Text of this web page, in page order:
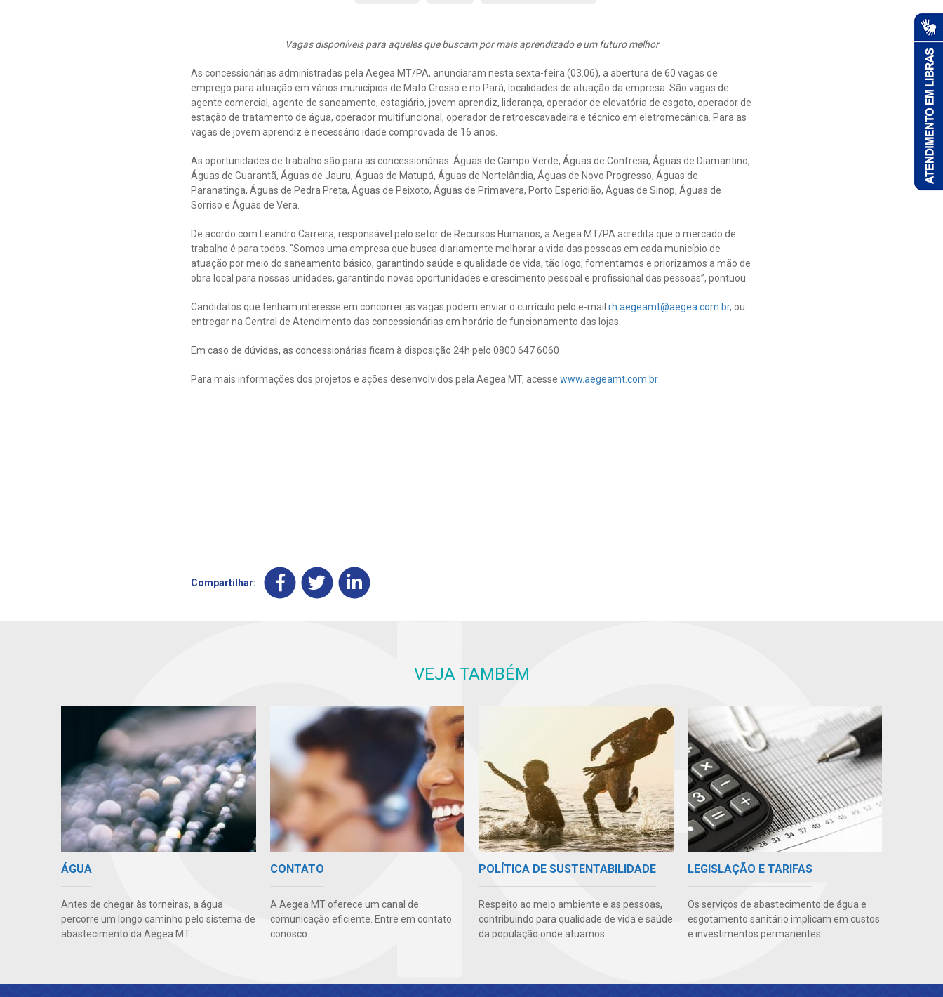
Vagas disponíveis para aqueles que buscam por mais aprendizado e um futuro melhor
As concessionárias administradas pela Aegea MT/PA, anunciaram nesta sexta-feira (03.06), a abertura de 60 vagas de
emprego para atuação em vários municípios de Mato Grosso e no Pará, localidades de atuação da empresa. São vagas de
agente comercial, agente de saneamento, estagiário, jovem aprendiz, liderança, operador de elevatória de esgoto, operador de
estação de tratamento de água, operador multifuncional, operador de retroescavadeira e técnico em eletromecânica. Para as
vagas de jovem aprendiz é necessário idade comprovada de 16 anos.
As oportunidades de trabalho são para as concessionárias: Águas de Campo Verde, Águas de Confresa, Águas de Diamantino,
Águas de Guarantã, Águas de Jauru, Águas de Matupá, Águas de Nortelândia, Águas de Novo Progresso, Águas de
Paranatinga, Águas de Pedra Preta, Águas de Peixoto, Águas de Primavera, Porto Esperidião, Águas de Sinop, Águas de
Sorriso e Águas de Vera.
De acordo com Leandro Carreira, responsável pelo setor de Recursos Humanos, a Aegea MT/PA acredita que o mercado de
trabalho é para todos. “Somos uma empresa que busca diariamente melhorar a vida das pessoas em cada município de
atuação por meio do saneamento básico, garantindo saúde e qualidade de vida, tão logo, fomentamos e priorizamos a mão de
obra local para nossas unidades, garantindo novas oportunidades e crescimento pessoal e profissional das pessoas”, pontuou
Candidatos que tenham interesse em concorrer as vagas podem enviar o currículo pelo e-mail rh.aegeamt@aegea.com.br, ou
entregar na Central de Atendimento das concessionárias em horário de funcionamento das lojas.
Em caso de dúvidas, as concessionárias ficam à disposição 24h pelo 0800 647 6060
Para mais informações dos projetos e ações desenvolvidos pela Aegea MT, acesse www.aegeamt.com.br
Compartilhar:
VEJA TAMBÉM
ÁGUA
Antes de chegar às torneiras, a água
percorre um longo caminho pelo sistema de
abastecimento da Aegea MT.
CONTATO
A Aegea MT oferece um canal de
comunicação eficiente. Entre em contato
conosco.
POLÍTICA DE SUSTENTABILIDADE
Respeito ao meio ambiente e as pessoas,
contribuindo para qualidade de vida e saúde
da população onde atuamos.
LEGISLAÇÃO E TARIFAS
Os serviços de abastecimento de água e
esgotamento sanitário implicam em custos
e investimentos permanentes.